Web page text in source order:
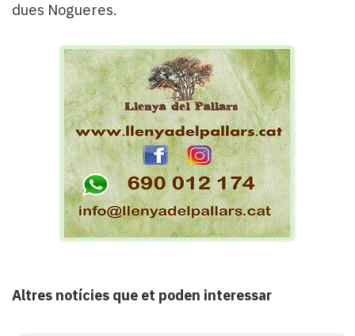
dues Nogueres.
Altres notícies que et poden interessar